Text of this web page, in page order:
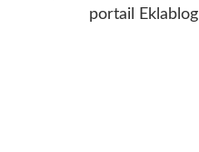
portail Eklablog